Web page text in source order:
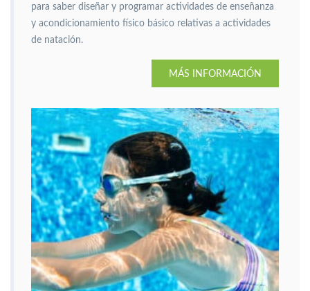
para saber diseñar y programar actividades de enseñanza
y acondicionamiento físico básico relativas a actividades
de natación.
MÁS INFORMACIÓN